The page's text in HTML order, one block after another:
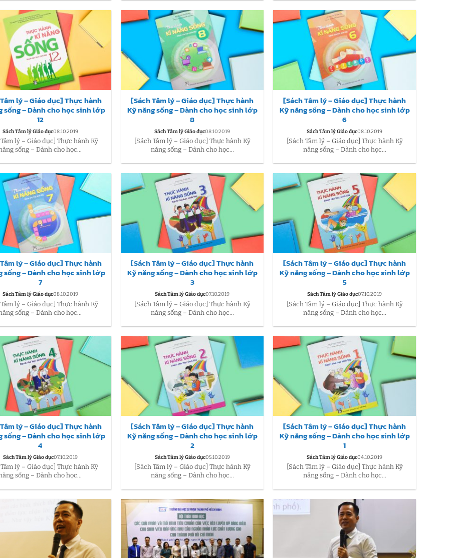
lý – Giáo dục] Thực hành
sống – Dành cho học sinh lớp
12
Sách Tâm lý Giáo dục08.10.2019
Tâm lý – Giáo dục] Thực hành Kỹ
sống – Dành cho học...
[Sách Tâm lý – Giáo dục] Thực hành
Kỹ năng sống – Dành cho học sinh lớp
8
Sách Tâm lý Giáo dục08.10.2019
[Sách Tâm lý – Giáo dục] Thực hành Kỹ
năng sống – Dành cho học...
[Sách Tâm lý – Giáo dục] Thực hành
Kỹ năng sống – Dành cho học sinh lớp
6
Sách Tâm lý Giáo dục08.10.2019
[Sách Tâm lý – Giáo dục] Thực hành Kỹ
năng sống – Dành cho học...
lý – Giáo dục] Thực hành
sống – Dành cho học sinh lớp
7
Sách Tâm lý Giáo dục08.10.2019
lý – Giáo dục] Thực hành Kỹ
sống – Dành cho học...
[Sách Tâm lý – Giáo dục] Thực hành
Kỹ năng sống – Dành cho học sinh lớp
3
Sách Tâm lý Giáo dục07.10.2019
[Sách Tâm lý – Giáo dục] Thực hành Kỹ
năng sống – Dành cho học...
[Sách Tâm lý – Giáo dục] Thực hành
Kỹ năng sống – Dành cho học sinh lớp
5
Sách Tâm lý Giáo dục07.10.2019
[Sách Tâm lý – Giáo dục] Thực hành Kỹ
năng sống – Dành cho học...
lý – Giáo dục] Thực hành
sống – Dành cho học sinh lớp
4
Sách Tâm lý Giáo dục07.10.2019
Tâm lý – Giáo dục] Thực hành Kỹ
sống – Dành cho học...
[Sách Tâm lý – Giáo dục] Thực hành
Kỹ năng sống – Dành cho học sinh lớp
2
Sách Tâm lý Giáo dục05.10.2019
[Sách Tâm lý – Giáo dục] Thực hành Kỹ
năng sống – Dành cho học...
[Sách Tâm lý – Giáo dục] Thực hành
Kỹ năng sống – Dành cho học sinh lớp
1
Sách Tâm lý Giáo dục04.10.2019
[Sách Tâm lý – Giáo dục] Thực hành Kỹ
năng sống – Dành cho học...